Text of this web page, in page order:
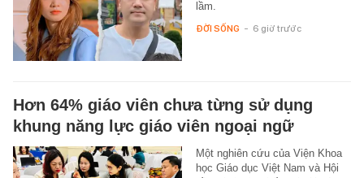
lầm.
ĐỜI SỐNG - 6 giờ trước
Hơn 64% giáo viên chưa từng sử dụng
khung năng lực giáo viên ngoại ngữ
Một nghiên cứu của Viện Khoa
học Giáo dục Việt Nam và Hội